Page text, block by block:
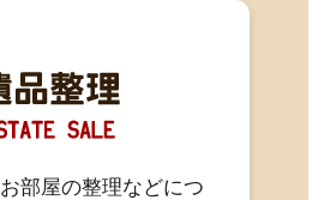
部屋の整理などにつ